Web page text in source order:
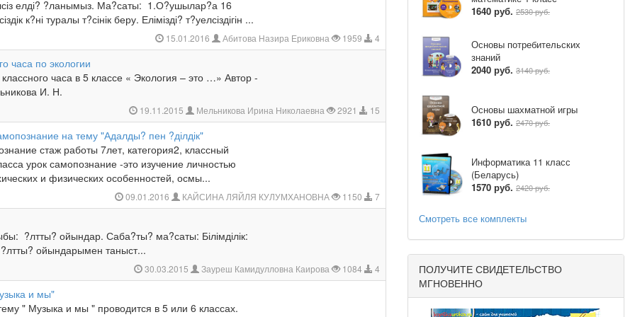
елді? ?ланымыз. Ма?саты: 1.О?ушылар?а 16
к?ні туралы т?сінік беру. Елімізді? т?уелсіздігін ...
15.01.2016 Абитова Назира Ериковна 1959 4
часа по экологии
часа в 5 классе « Экология – это …» Автор -
И. Н.
19.11.2015 Мельникова Ирина Николаевна 2921 15
на тему "Адалды? пен ?ділдік"
стаж работы 7лет, категория2, классный
урок самопознание -это изучение личностью
и физических особенностей, осмы...
09.01.2016 КАЙСИНА ЛЯЙЛЯ КУЛУМХАНОВНА 1150 7
?лтты? ойындар. Саба?ты? ма?саты: Білімділік:
ойындарымен таныст...
30.03.2015 Зауреш Камидулловна Каирова 1084 4
и мы"
" Музыка и мы " проводится в 5 или 6 классах.
1640 руб. 2530 руб.
Основы потребительских
знаний
2040 руб. 3140 руб.
Основы шахматной игры
1610 руб. 2470 руб.
Информатика 11 класс
(Беларусь)
1570 руб. 2420 руб.
Смотреть все комплекты
ПОЛУЧИТЕ СВИДЕТЕЛЬСТВО
МГНОВЕННО